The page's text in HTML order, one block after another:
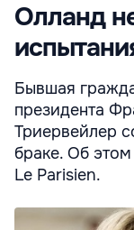
Олланд
Бывшая
президента
Триервейлер
браке. Об
Le Parisien.